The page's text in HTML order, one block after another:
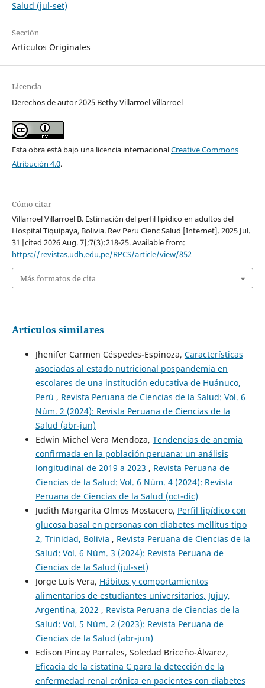
Salud (jul-set)
Sección
Artículos Originales
Licencia
Derechos de autor 2025 Bethy Villarroel Villarroel
Esta obra está bajo una licencia internacionalCreative Commons
Atribución 4.0.
Cómo citar
Villarroel Villarroel B. Estimación del perfil lipídico en adultos del
Hospital Tiquipaya, Bolivia. Rev Peru Cienc Salud [Internet]. 2025 Jul.
31 [cited 2026 Aug. 7];7(3):218-25. Available from:
https://revistas.udh.edu.pe/RPCS/article/view/852
Más formatos de cita
Artículos similares
Jhenifer Carmen Céspedes-Espinoza, Características
asociadas al estado nutricional pospandemia en
escolares de una institución educativa de Huánuco,
Perú , Revista Peruana de Ciencias de la Salud: Vol. 6
Núm. 2 (2024): Revista Peruana de Ciencias de la
Salud (abr-jun)
Edwin Michel Vera Mendoza, Tendencias de anemia
confirmada en la población peruana: un análisis
longitudinal de 2019 a 2023 , Revista Peruana de
Ciencias de la Salud: Vol. 6 Núm. 4 (2024): Revista
Peruana de Ciencias de la Salud (oct-dic)
Judith Margarita Olmos Mostacero, Perfil lipídico con
glucosa basal en personas con diabetes mellitus tipo
2, Trinidad, Bolivia , Revista Peruana de Ciencias de la
Salud: Vol. 6 Núm. 3 (2024): Revista Peruana de
Ciencias de la Salud (jul-set)
Jorge Luis Vera, Hábitos y comportamientos
alimentarios de estudiantes universitarios, Jujuy,
Argentina, 2022 , Revista Peruana de Ciencias de la
Salud: Vol. 5 Núm. 2 (2023): Revista Peruana de
Ciencias de la Salud (abr-jun)
Edison Pincay Parrales, Soledad Briceño-Álvarez,
Eficacia de la cistatina C para la detección de la
enfermedad renal crónica en pacientes con diabetes